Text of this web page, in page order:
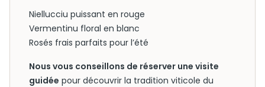
Niellucciu puissant en rouge
Vermentinu floral en blanc
Rosés frais parfaits pour l’été
Nous vous conseillons de réserver une visite
guidée pour découvrir la tradition viticole du